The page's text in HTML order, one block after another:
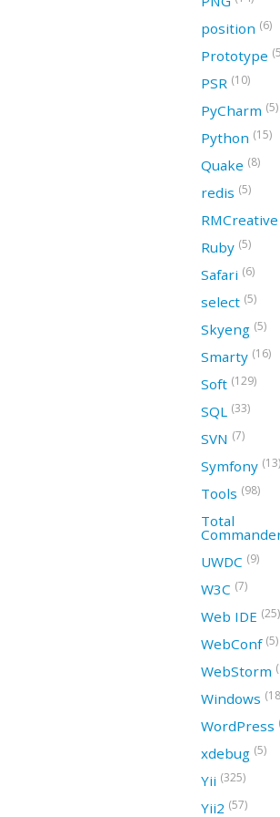
position (6)
Prototype
PSR (10)
PyCharm (5)
Python (15)
Quake (8)
redis (5)
RMCreative
Ruby (5)
Safari (6)
select (5)
Skyeng (5)
Smarty (16)
Soft (129)
SQL (33)
SVN (7)
Symfony (13)
Tools (98)
Total
UWDC (9)
W3C (7)
Web IDE (25)
WebConf (5)
WebStorm
Windows
WordPress
xdebug (5)
Yii (325)
Yii2 (57)